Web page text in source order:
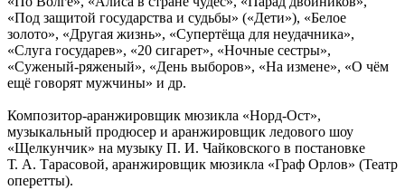
«Под защитой государства и судьбы» («Дети»), «Белое
золото», «Другая жизнь», «Супертёща для неудачника»,
«Слуга государев», «20 сигарет», «Ночные сестры»,
«Суженый-ряженый», «День выборов», «На измене», «О чём
ещё говорят мужчины» и др.
Композитор-аранжировщик мюзикла «Норд-Ост»,
музыкальный продюсер и аранжировщик ледового шоу
«Щелкунчик» на музыку П. И. Чайковского в постановке
Т. А. Тарасовой, аранжировщик мюзикла «Граф Орлов» (Театр
оперетты).